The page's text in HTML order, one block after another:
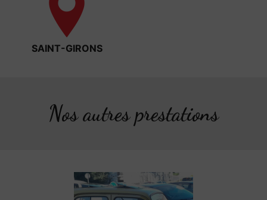
SAINT-GIRONS
Nos autres prestations